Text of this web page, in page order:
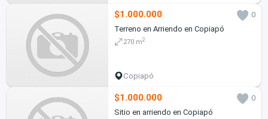
$1.000.000
0
Terreno en Arriendo en Copiapó
270 m2
Copiapó
$1.000.000
0
Sitio en arriendo en Copiapó